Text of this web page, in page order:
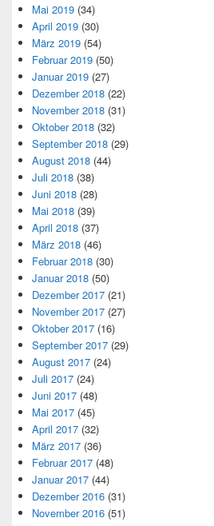
Mai 2019 (34)
April 2019 (30)
März 2019 (54)
Februar 2019 (50)
Januar 2019 (27)
Dezember 2018 (22)
November 2018 (31)
Oktober 2018 (32)
September 2018 (29)
August 2018 (44)
Juli 2018 (38)
Juni 2018 (28)
Mai 2018 (39)
April 2018 (37)
März 2018 (46)
Februar 2018 (30)
Januar 2018 (50)
Dezember 2017 (21)
November 2017 (27)
Oktober 2017 (16)
September 2017 (29)
August 2017 (24)
Juli 2017 (24)
Juni 2017 (48)
Mai 2017 (45)
April 2017 (32)
März 2017 (36)
Februar 2017 (48)
Januar 2017 (44)
Dezember 2016 (31)
November 2016 (51)